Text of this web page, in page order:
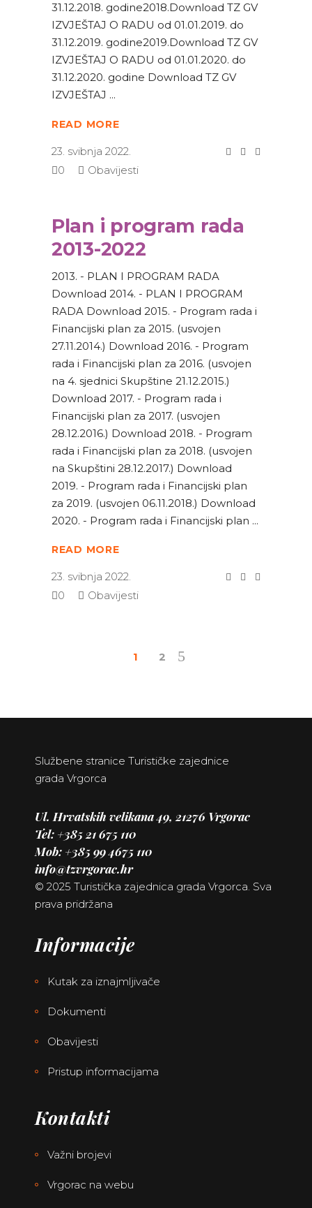
31.12.2018. godine2018.Download TZ GV
IZVJEŠTAJ O RADU od 01.01.2019. do
31.12.2019. godine2019.Download TZ GV
IZVJEŠTAJ O RADU od 01.01.2020. do
31.12.2020. godine Download TZ GV
IZVJEŠTAJ
READ MORE
23. svibnja 2022.
0
Obavijesti
Plan i program rada
2013-2022
2013. - PLAN I PROGRAM RADA
Download 2014. - PLAN I PROGRAM
RADA Download 2015. - Program rada i
Financijski plan za 2015. (usvojen
27.11.2014.) Download 2016. - Program
rada i Financijski plan za 2016. (usvojen
na 4. sjednici Skupštine 21.12.2015.)
Download 2017. - Program rada i
Financijski plan za 2017. (usvojen
28.12.2016.) Download 2018. - Program
rada i Financijski plan za 2018. (usvojen
na Skupštini 28.12.2017.) Download
2019. - Program rada i Financijski plan
za 2019. (usvojen 06.11.2018.) Download
2020. - Program rada i Financijski plan
READ MORE
23. svibnja 2022.
0
Obavijesti
1 2
Službene stranice Turističke zajednice
grada Vrgorca
Ul. Hrvatskih velikana 49, 21276 Vrgorac
Tel: +385 21675 110
Mob: +385 99 4675 110
info@tzvrgorac.hr
© 2025 Turistička zajednica grada Vrgorca. Sva
prava pridržana
Informacije
Kutak za iznajmljivače
Dokumenti
Obavijesti
Pristup informacijama
Kontakti
Važni brojevi
Vrgorac na webu